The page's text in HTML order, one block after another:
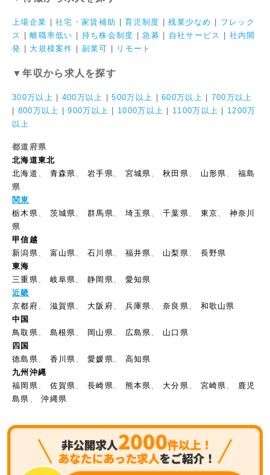
上場企業 |社宅・家賃補助 |育児制度 |残業少なめ
フレック
ス
|離職率低い 持ち株会制度 |急募 自社サービス
社内開
発
大規模案件 副業可 リモート
▼年収から求人を探す
300万以上 400万以上 |500万以上 |600万以上
700万以上
800万以上 |900万以上 1000万以上 1100万以上
1200万
以上
都道府県
北海道東北
北海道
青森県 、岩手県 宮城県 、秋田県 山形県 、福島
県
関東
栃木県
茨城県 、群馬県 埼玉県 、千葉県 東京
神奈川
県
甲信越
新潟県
富山県 、石川県 福井県 山梨県
長野県
東海
三重県
岐阜県 、静岡県
愛知県
近畿
京都府
滋賀県 大阪府 兵庫県 、奈良県
和歌山県
中国
鳥取県
島根県 岡山県 広島県
山口県
四国
徳島県
香川県 、愛媛県
高知県
九州沖縄
福岡県
佐賀県 、長崎県 熊本県 大分県 宮崎県
鹿児
島県
、沖縄県